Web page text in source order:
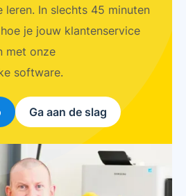
leren. In slechts 45 minuten
je jouw klantenservice
met onze
software.
Ga aan de slag